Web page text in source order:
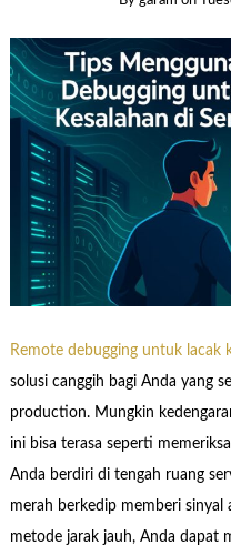
Remote debugging untuk lacak
solusi canggih bagi Anda yang
production. Mungkin
ini bisa terasa seperti
Anda berdiri di tengah ruang
merah berkedip memberi sinyal
metode jarak jauh, Anda dapat